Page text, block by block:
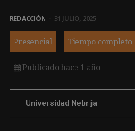
REDACCIÓN 31 JULIO, 2025
Presencial Tiempo completo
Publicado hace 1 año
Universidad Nebrija